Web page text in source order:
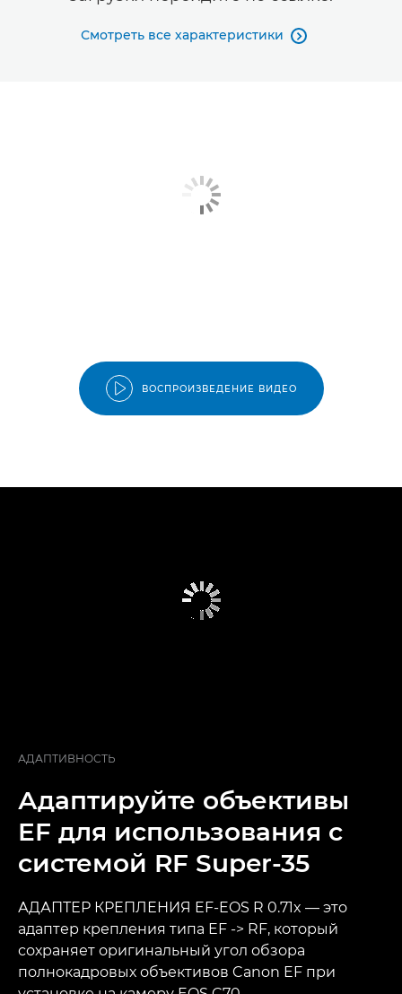
Смотреть все характеристики 
ВОСПРОИЗВЕДЕНИЕ ВИДЕО
АДАПТИВНОСТЬ
Адаптируйте объективы
EF для использования с
системой RF Super-35
АДАПТЕР КРЕПЛЕНИЯ EF-EOS R 0.71x — это
адаптер крепления типа EF -> RF, который
сохраняет оригинальный угол обзора
полнокадровых объективов Canon EF при